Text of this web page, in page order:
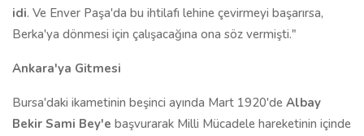
idi. Ve Enver Paşa'da bu ihtilafı lehine çevirmeyi başarırsa,
Berka'ya dönmesi için çalışacağına ona söz vermişti."
Ankara'ya Gitmesi
Bursa'daki ikametinin beşinci ayında Mart 1920'de Albay
Bekir Sami Bey'e başvurarak Milli Mücadele hareketinin içinde